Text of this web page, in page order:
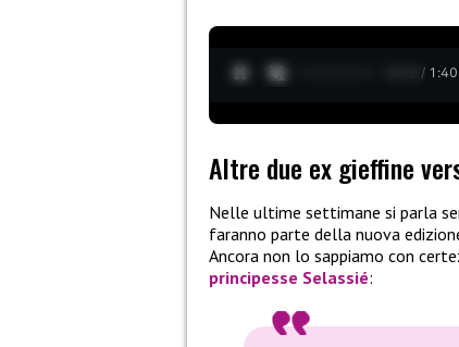
0:13 / 1:40
Altre due ex gieffine
Nelle ultime settimane si parla
faranno parte della nuova
Ancora non lo sappiamo con
principesse Selassié: